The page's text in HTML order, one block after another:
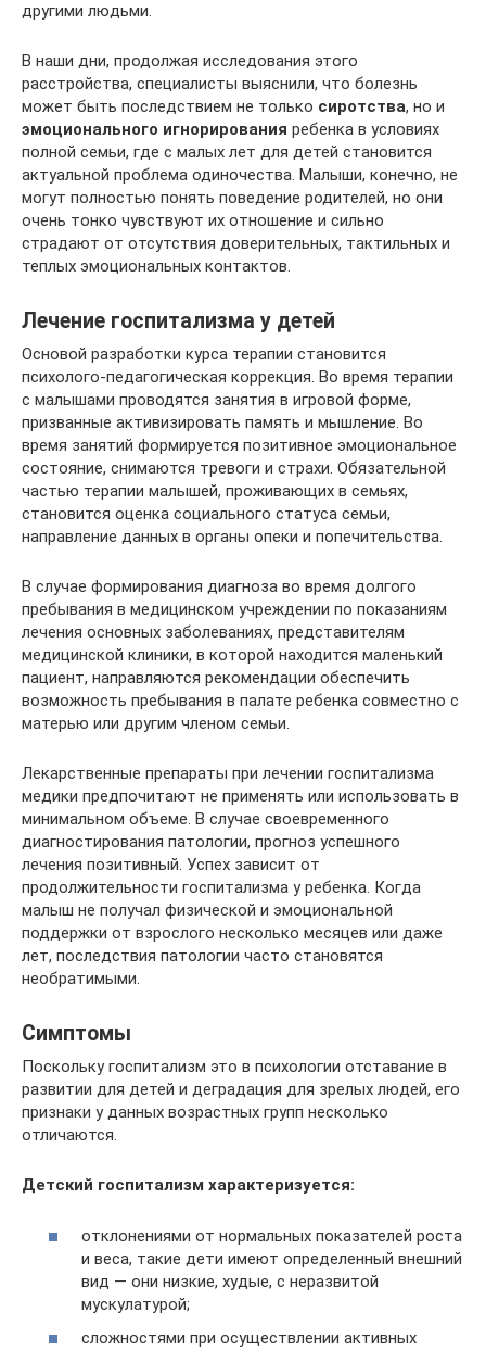
другими людьми.
В наши дни, продолжая исследования этого
расстройства, специалисты выяснили, что болезнь
может быть последствием не только сиротства, но и
эмоционального игнорирования ребенка в условиях
полной семьи, где с малых лет для детей становится
актуальной проблема одиночества. Малыши, конечно, не
могут полностью понять поведение родителей, но они
очень тонко чувствуют их отношение и сильно
страдают от отсутствия доверительных, тактильных и
теплых эмоциональных контактов.
Лечение госпитализма у детей
Основой разработки курса терапии становится
психолого-педагогическая коррекция. Во время терапии
с малышами проводятся занятия в игровой форме,
призванные активизировать память и мышление. Во
время занятий формируется позитивное эмоциональное
состояние, снимаются тревоги и страхи. Обязательной
частью терапии малышей, проживающих в семьях,
становится оценка социального статуса семьи,
направление данных в органы опеки и попечительства.
В случае формирования диагноза во время долгого
пребывания в медицинском учреждении по показаниям
лечения основных заболеваниях, представителям
медицинской клиники, в которой находится маленький
пациент, направляются рекомендации обеспечить
возможность пребывания в палате ребенка совместно с
матерью или другим членом семьи.
Лекарственные препараты при лечении госпитализма
медики предпочитают не применять или использовать в
минимальном объеме. В случае своевременного
диагностирования патологии, прогноз успешного
лечения позитивный. Успех зависит от
продолжительности госпитализма у ребенка. Когда
малыш не получал физической и эмоциональной
поддержки от взрослого несколько месяцев или даже
лет, последствия патологии часто становятся
необратимыми.
Симптомы
Поскольку госпитализм это в психологии отставание в
развитии для детей и деградация для зрелых людей, его
признаки у данных возрастных групп несколько
отличаются.
Детский госпитализм характеризуется:
отклонениями от нормальных показателей роста
и веса, такие дети имеют определенный внешний
вид — они низкие, худые, с неразвитой
мускулатурой;
сложностями при осуществлении активных